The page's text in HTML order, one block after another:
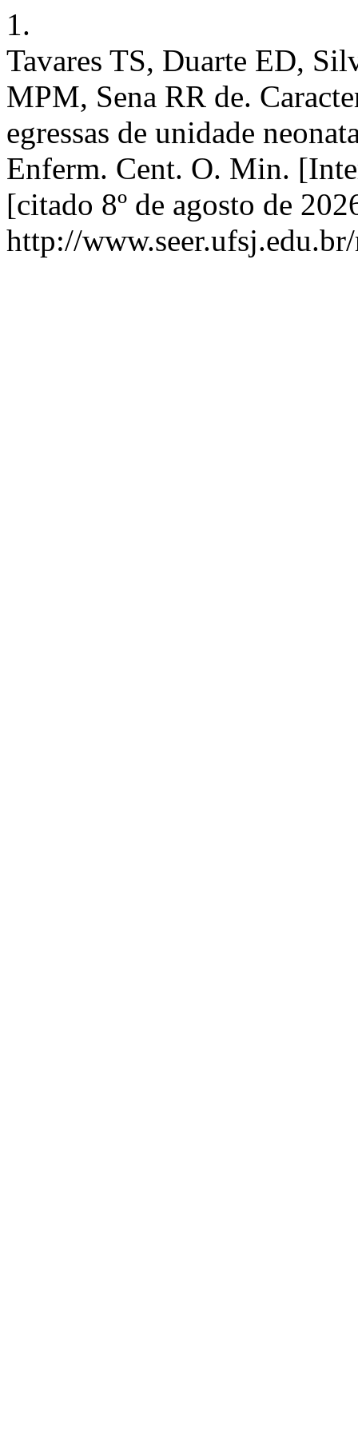
1.
Tavares TS, Duarte ED,
MPM, Sena RR de.
egressas de unidade
Enferm. Cent. O. Min.
[citado 8º de agosto de
http://